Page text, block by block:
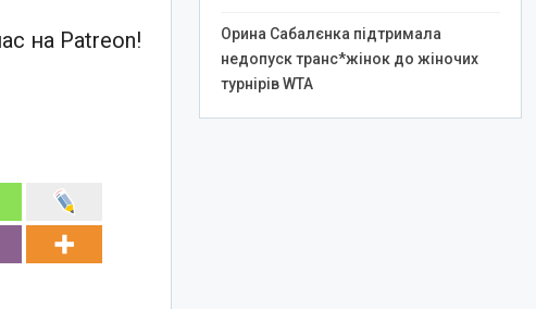
на Patreon!
Орина Сабалєнка підтримала
недопуск транс*жінок до жіночих
турнірів WTA